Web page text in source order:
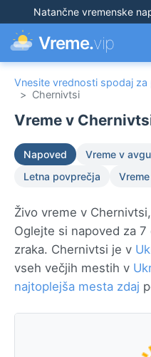
Natančne vremenske
Vreme.vip
Vnesite vrednosti spodaj za
> Chernivtsi
Vreme v
Napoved Vreme v
Letna povprečja
Živo vreme v
Oglejte si napoved za
zraka. Chernivtsi je v
vseh večjih mestih v
najtoplejša mesta zdaj